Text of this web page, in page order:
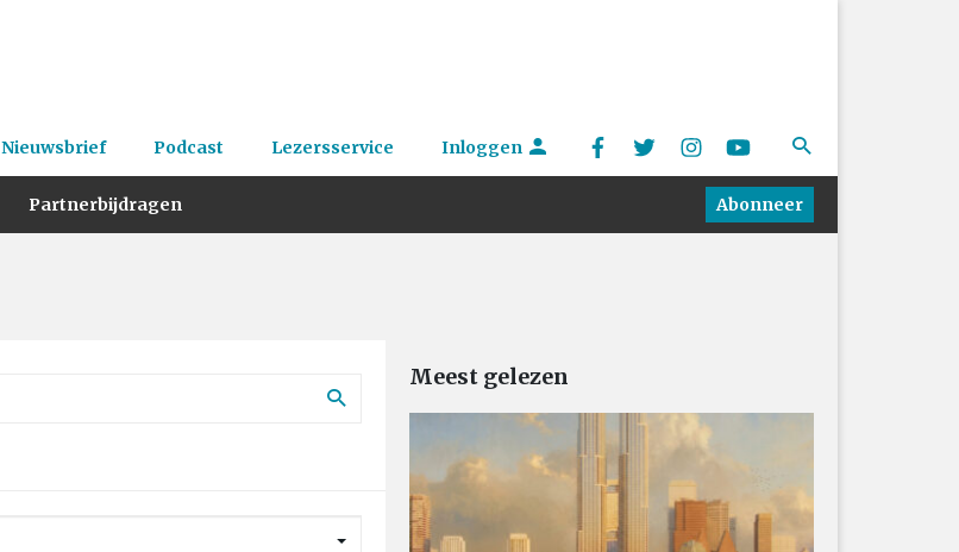
Nieuwsbrief Podcast Lezersservice Inloggen
Partnerbijdragen Abonneer
Meest gelezen